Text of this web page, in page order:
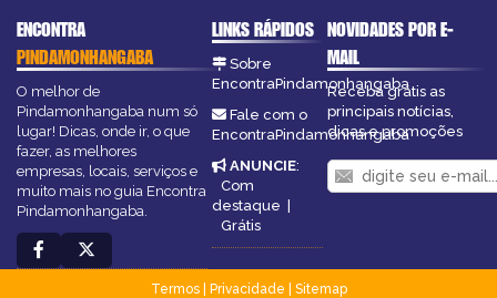
ENCONTRA
PINDAMONHANGABA
O melhor de
Pindamonhangaba num só
lugar! Dicas, onde ir, o que
fazer, as melhores
empresas, locais, serviços e
muito mais no guia Encontra
Pindamonhangaba.
LINKS RÁPIDOS
Sobre
EncontraPindamonhangaba
Fale com o
EncontraPindamonhangaba
ANUNCIE:
Com
destaque |
Grátis
NOVIDADES POR E-
MAIL
Receba grátis as
principais notícias,
dicas e promoções
Termos| Privacidade
Sitemap